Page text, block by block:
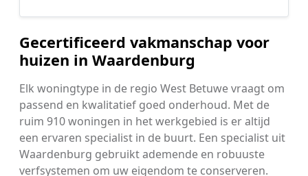
Gecertificeerd vakmanschap voor
huizen in Waardenburg
Elk woningtype in de regio West Betuwe vraagt om
passend en kwalitatief goed onderhoud. Met de
ruim 910 woningen in het werkgebied is er altijd
een ervaren specialist in de buurt. Een specialist uit
Waardenburg gebruikt ademende en robuuste
verfsystemen om uw eigendom te conserveren.